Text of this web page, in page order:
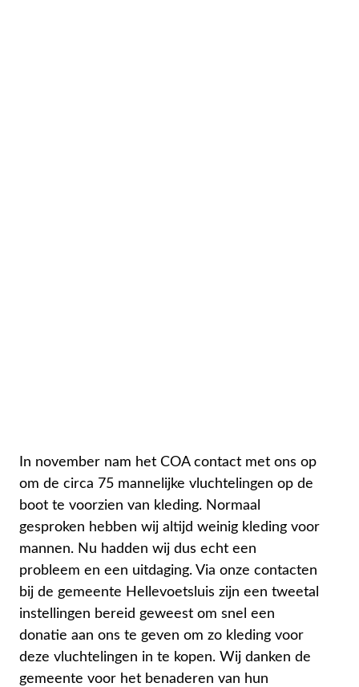
In november nam het COA contact met ons op
om de circa 75 mannelijke vluchtelingen op de
boot te voorzien van kleding. Normaal
gesproken hebben wij altijd weinig kleding voor
mannen. Nu hadden wij dus echt een
probleem en een uitdaging. Via onze contacten
bij de gemeente Hellevoetsluis zijn een tweetal
instellingen bereid geweest om snel een
donatie aan ons te geven om zo kleding voor
deze vluchtelingen in te kopen. Wij danken de
gemeente voor het benaderen van hun